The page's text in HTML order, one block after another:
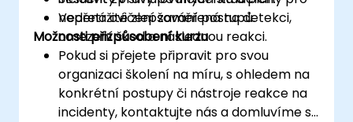
nepřetržité zlepšování postupů.
Vedená cvičení zaměřená na detekci,
omezení škod a následnou reakci.
Možnosti přizpůsobení kurzu
Pokud si přejete připravit pro svou
organizaci školení na míru, s ohledem na
konkrétní postupy či nástroje reakce na
incidenty, kontaktujte nás a domluvíme se